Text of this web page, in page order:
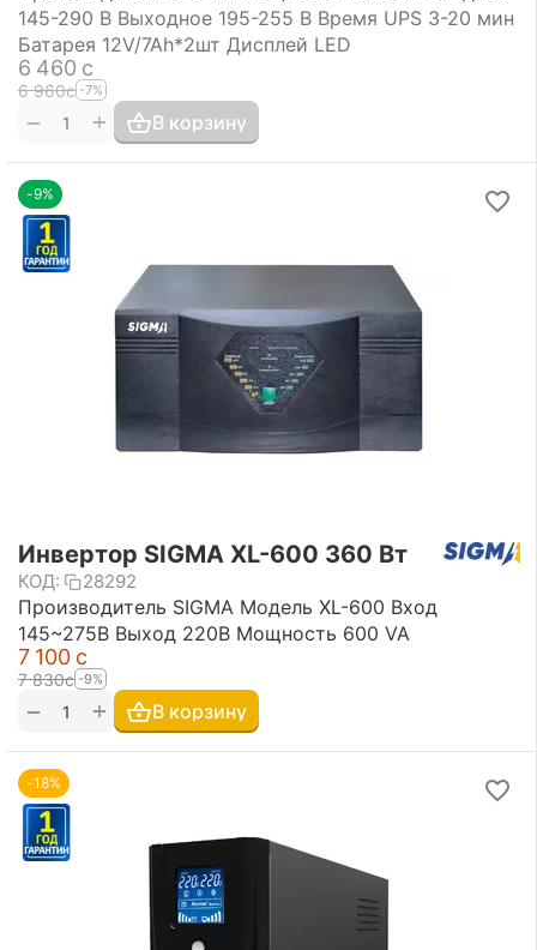
145-290 В Выходное 195-255 В Время UPS 3-20 мин
Батарея 12V/7Ah*2шт Дисплей LED
6 460 с
6 960с -7%
+
− В корзину
-9%
Инвертор SIGMA XL-600 360 Вт
КОД: 28292
Производитель SIGMA Модель XL-600 Вход
145~275В Выход 220В Мощность 600 VA
7 100 с
7 830с -9%
+
− В корзину
-18%